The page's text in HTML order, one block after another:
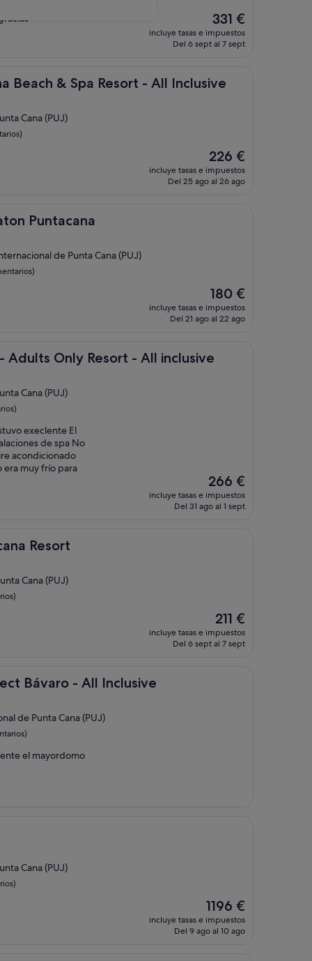
El
precio
actual
331 €
331 €
incluye tasas e impuestos
Del 6 sept al 7 sept
Beach & Spa Resort - All Inclusive
Spa Resort - All Inclusive
Cana (PUJ)
El
precio
actual
226 €
incluye tasas e impuestos
Del 25 ago al 26 ago
Puntacana
de Punta Cana (PUJ)
El
precio
actual
180 €
180 €
incluye tasas e impuestos
Del 21 ago al 22 ago
Adults Only Resort - All inclusive
Resort - All inclusive
Cana (PUJ)
execlente El
de spa No
acondicionado
muy frío para
El
precio
actual
266 €
incluye tasas e impuestos
Del 31 ago al 1 sept
Resort
Cana (PUJ)
El
precio
actual
211 €
incluye tasas e impuestos
Del 6 sept al 7 sept
Bávaro - All Inclusive
- All Inclusive
de Punta Cana (PUJ)
el mayordomo
Cana (PUJ)
El
precio
actual
1196 €
incluye tasas e impuestos
Del 9 ago al 10 ago